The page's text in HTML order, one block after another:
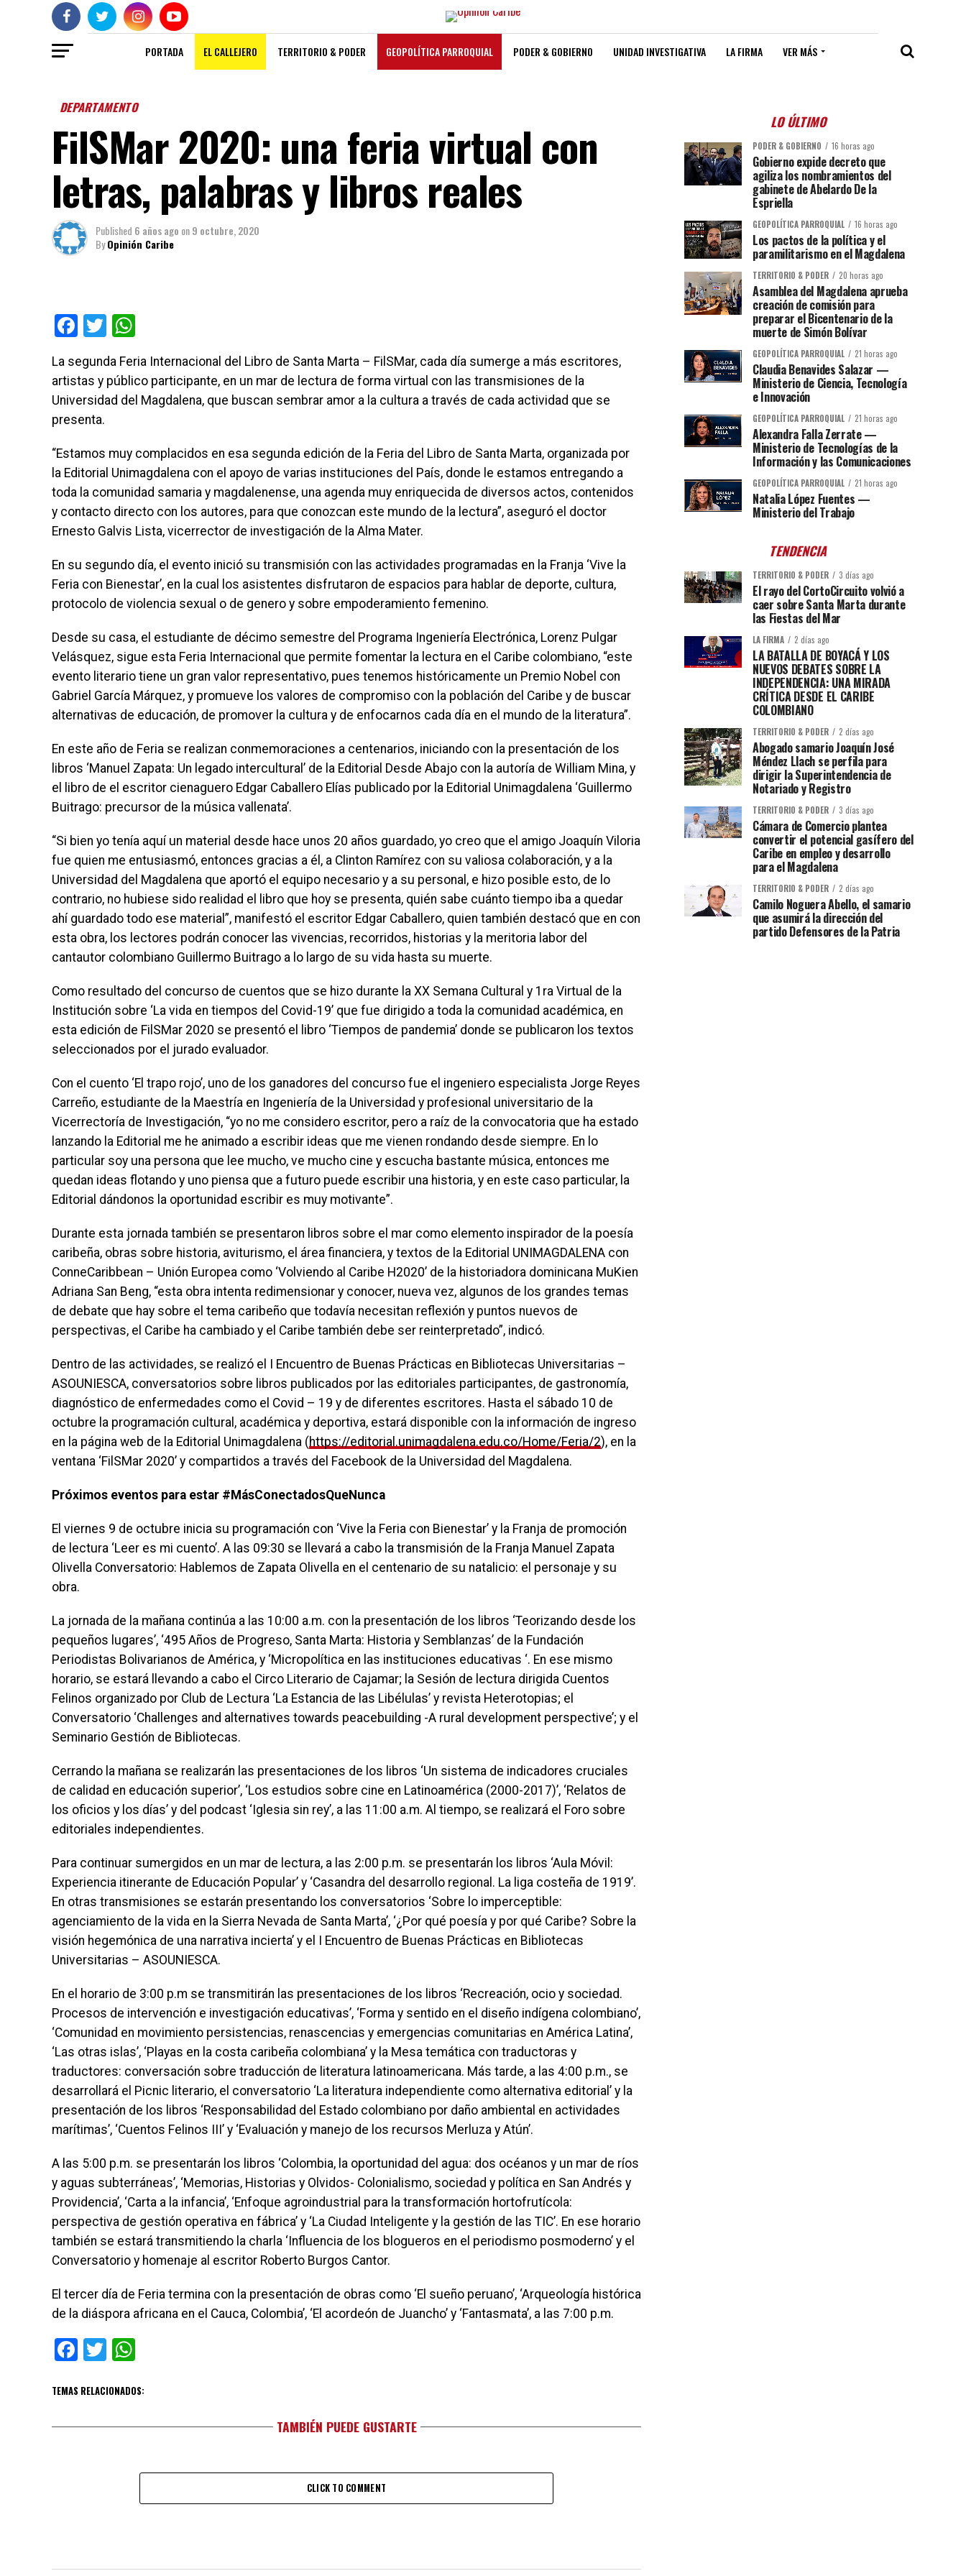
PORTADA EL CALLEJERO TERRITORIO & PODER GEOPOLÍTICA PARROQUIAL PODER & GOBIERNO UNIDAD INVESTIGATIVA LA FIRMA VER MÁS
DEPARTAMENTO
FilSMar 2020: una feria virtual con
letras, palabras y libros reales
Published 6 años ago on9 octubre, 2020
ByOpinión Caribe
Facebook
Twitter
La segunda Feria Internacional del Libro de Santa Marta – FilSMar, cada día sumerge a más escritores,
artistas y público participante, en un mar de lectura de forma virtual con las transmisiones de la
Universidad del Magdalena, que buscan sembrar amor a la cultura a través de cada actividad que se
presenta.
“Estamos muy complacidos en esa segunda edición de la Feria del Libro de Santa Marta, organizada por
la Editorial Unimagdalena con el apoyo de varias instituciones del País, donde le estamos entregando a
toda la comunidad samaria y magdalenense, una agenda muy enriquecida de diversos actos, contenidos
y contacto directo con los autores, para que conozcan este mundo de la lectura”, aseguró el doctor
Ernesto Galvis Lista, vicerrector de investigación de la Alma Mater.
En su segundo día, el evento inició su transmisión con las actividades programadas en la Franja ‘Vive la
Feria con Bienestar’, en la cual los asistentes disfrutaron de espacios para hablar de deporte, cultura,
protocolo de violencia sexual o de genero y sobre empoderamiento femenino.
Desde su casa, el estudiante de décimo semestre del Programa Ingeniería Electrónica, Lorenz Pulgar
Velásquez, sigue esta Feria Internacional que permite fomentar la lectura en el Caribe colombiano, “este
evento literario tiene un gran valor representativo, pues tenemos históricamente un Premio Nobel con
Gabriel García Márquez, y promueve los valores de compromiso con la población del Caribe y de buscar
alternativas de educación, de promover la cultura y de enfocarnos cada día en el mundo de la literatura”.
En este año de Feria se realizan conmemoraciones a centenarios, iniciando con la presentación de los
libros ‘Manuel Zapata: Un legado intercultural’ de la Editorial Desde Abajo con la autoría de William Mina, y
el libro de el escritor cienaguero Edgar Caballero Elías publicado por la Editorial Unimagdalena ‘Guillermo
Buitrago: precursor de la música vallenata’.
“Si bien yo tenía aquí un material desde hace unos 20 años guardado, yo creo que el amigo Joaquín Viloria
fue quien me entusiasmó, entonces gracias a él, a Clinton Ramírez con su valiosa colaboración, y a la
Universidad del Magdalena que aportó el equipo necesario y a su personal, e hizo posible esto, de lo
contrario, no hubiese sido realidad el libro que hoy se presenta, quién sabe cuánto tiempo iba a quedar
ahí guardado todo ese material”, manifestó el escritor Edgar Caballero, quien también destacó que en con
esta obra, los lectores podrán conocer las vivencias, recorridos, historias y la meritoria labor del
cantautor colombiano Guillermo Buitrago a lo largo de su vida hasta su muerte.
Como resultado del concurso de cuentos que se hizo durante la XX Semana Cultural y 1ra Virtual de la
Institución sobre ‘La vida en tiempos del Covid-19’ que fue dirigido a toda la comunidad académica, en
esta edición de FilSMar 2020 se presentó el libro ‘Tiempos de pandemia’ donde se publicaron los textos
seleccionados por el jurado evaluador.
Con el cuento ‘El trapo rojo’, uno de los ganadores del concurso fue el ingeniero especialista Jorge Reyes
Carreño, estudiante de la Maestría en Ingeniería de la Universidad y profesional universitario de la
Vicerrectoría de Investigación, “yo no me considero escritor, pero a raíz de la convocatoria que ha estado
lanzando la Editorial me he animado a escribir ideas que me vienen rondando desde siempre. En lo
particular soy una persona que lee mucho, ve mucho cine y escucha bastante música, entonces me
quedan ideas flotando y uno piensa que a futuro puede escribir una historia, y en este caso particular, la
Editorial dándonos la oportunidad escribir es muy motivante”.
Durante esta jornada también se presentaron libros sobre el mar como elemento inspirador de la poesía
caribeña, obras sobre historia, aviturismo, el área financiera, y textos de la Editorial UNIMAGDALENA con
ConneCaribbean – Unión Europea como ‘Volviendo al Caribe H2020’ de la historiadora dominicana MuKien
Adriana San Beng, “esta obra intenta redimensionar y conocer, nueva vez, algunos de los grandes temas
de debate que hay sobre el tema caribeño que todavía necesitan reflexión y puntos nuevos de
perspectivas, el Caribe ha cambiado y el Caribe también debe ser reinterpretado”, indicó.
Dentro de las actividades, se realizó el I Encuentro de Buenas Prácticas en Bibliotecas Universitarias –
ASOUNIESCA, conversatorios sobre libros publicados por las editoriales participantes, de gastronomía,
diagnóstico de enfermedades como el Covid – 19 y de diferentes escritores. Hasta el sábado 10 de
octubre la programación cultural, académica y deportiva, estará disponible con la información de ingreso
en la página web de la Editorial Unimagdalena (https://editorial.unimagdalena.edu.co/Home/Feria/2), en la
ventana ‘FilSMar 2020’ y compartidos a través del Facebook de la Universidad del Magdalena.
Próximos eventos para estar #MásConectadosQueNunca
El viernes 9 de octubre inicia su programación con ‘Vive la Feria con Bienestar’ y la Franja de promoción
de lectura ‘Leer es mi cuento’. A las 09:30 se llevará a cabo la transmisión de la Franja Manuel Zapata
Olivella Conversatorio: Hablemos de Zapata Olivella en el centenario de su natalicio: el personaje y su
obra.
La jornada de la mañana continúa a las 10:00 a.m. con la presentación de los libros ‘Teorizando desde los
pequeños lugares’, ‘495 Años de Progreso, Santa Marta: Historia y Semblanzas’ de la Fundación
Periodistas Bolivarianos de América, y ‘Micropolítica en las instituciones educativas ‘. En ese mismo
horario, se estará llevando a cabo el Circo Literario de Cajamar; la Sesión de lectura dirigida Cuentos
Felinos organizado por Club de Lectura ‘La Estancia de las Libélulas’ y revista Heterotopias; el
Conversatorio ‘Challenges and alternatives towards peacebuilding -A rural development perspective’; y el
Seminario Gestión de Bibliotecas.
Cerrando la mañana se realizarán las presentaciones de los libros ‘Un sistema de indicadores cruciales
de calidad en educación superior’, ‘Los estudios sobre cine en Latinoamérica (2000-2017)’, ‘Relatos de
los oficios y los días’ y del podcast ‘Iglesia sin rey’, a las 11:00 a.m. Al tiempo, se realizará el Foro sobre
editoriales independientes.
Para continuar sumergidos en un mar de lectura, a las 2:00 p.m. se presentarán los libros ‘Aula Móvil:
Experiencia itinerante de Educación Popular’ y ‘Casandra del desarrollo regional. La liga costeña de 1919’.
En otras transmisiones se estarán presentando los conversatorios ‘Sobre lo imperceptible:
agenciamiento de la vida en la Sierra Nevada de Santa Marta’, ‘¿Por qué poesía y por qué Caribe? Sobre la
visión hegemónica de una narrativa incierta’ y el I Encuentro de Buenas Prácticas en Bibliotecas
Universitarias – ASOUNIESCA.
En el horario de 3:00 p.m se transmitirán las presentaciones de los libros ‘Recreación, ocio y sociedad.
Procesos de intervención e investigación educativas’, ‘Forma y sentido en el diseño indígena colombiano’,
‘Comunidad en movimiento persistencias, renascencias y emergencias comunitarias en América Latina’,
‘Las otras islas’, ‘Playas en la costa caribeña colombiana’ y la Mesa temática con traductoras y
traductores: conversación sobre traducción de literatura latinoamericana. Más tarde, a las 4:00 p.m., se
desarrollará el Picnic literario, el conversatorio ‘La literatura independiente como alternativa editorial’ y la
presentación de los libros ‘Responsabilidad del Estado colombiano por daño ambiental en actividades
marítimas’, ‘Cuentos Felinos III’ y ‘Evaluación y manejo de los recursos Merluza y Atún’.
A las 5:00 p.m. se presentarán los libros ‘Colombia, la oportunidad del agua: dos océanos y un mar de ríos
y aguas subterráneas’, ‘Memorias, Historias y Olvidos- Colonialismo, sociedad y política en San Andrés y
Providencia’, ‘Carta a la infancia’, ‘Enfoque agroindustrial para la transformación hortofrutícola:
perspectiva de gestión operativa en fábrica’ y ‘La Ciudad Inteligente y la gestión de las TIC’. En ese horario
también se estará transmitiendo la charla ‘Influencia de los blogueros en el periodismo posmoderno’ y el
Conversatorio y homenaje al escritor Roberto Burgos Cantor.
El tercer día de Feria termina con la presentación de obras como ‘El sueño peruano’, ‘Arqueología histórica
de la diáspora africana en el Cauca, Colombia’, ‘El acordeón de Juancho’ y ‘Fantasmata’, a las 7:00 p.m.
Facebook
Twitter
TEMAS RELACIONADOS:
TAMBIÉN PUEDE GUSTARTE
CLICK TO COMMENT
LO ÚLTIMO
PODER & GOBIERNO 16 horas ago
Gobierno expide decreto que
agiliza los nombramientos del
gabinete de Abelardo De la
Espriella
GEOPOLÍTICA PARROQUIAL 16 horas ago
Los pactos de la política y el
paramilitarismo en el Magdalena
TERRITORIO & PODER 20 horas ago
Asamblea del Magdalena aprueba
creación de comisión para
preparar el Bicentenario de la
muerte de Simón Bolívar
GEOPOLÍTICA PARROQUIAL 21 horas ago
Claudia Benavides Salazar —
Ministerio de Ciencia, Tecnología
e Innovación
GEOPOLÍTICA PARROQUIAL 21 horas ago
Alexandra Falla Zerrate —
Ministerio de Tecnologías de la
Información y las Comunicaciones
GEOPOLÍTICA PARROQUIAL 21 horas ago
Natalia López Fuentes —
Ministerio del Trabajo
TENDENCIA
TERRITORIO & PODER 3 días ago
El rayo del CortoCircuito volvió a
caer sobre Santa Marta durante
las Fiestas del Mar
LA FIRMA 2 días ago
LA BATALLA DE BOYACÁ Y LOS
NUEVOS DEBATES SOBRE LA
INDEPENDENCIA: UNA MIRADA
CRÍTICA DESDE EL CARIBE
COLOMBIANO
TERRITORIO & PODER 2 días ago
Abogado samario Joaquín José
Méndez Llach se perfila para
dirigir la Superintendencia de
Notariado y Registro
TERRITORIO & PODER 3 días ago
Cámara de Comercio plantea
convertir el potencial gasífero del
Caribe en empleo y desarrollo
para el Magdalena
TERRITORIO & PODER 2 días ago
Camilo Noguera Abello, el samario
que asumirá la dirección del
partido Defensores de la Patria